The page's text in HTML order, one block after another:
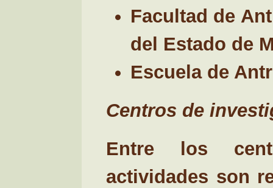
Facultad de
del Estado de
Escuela de
Centros de
Entre los
actividades son